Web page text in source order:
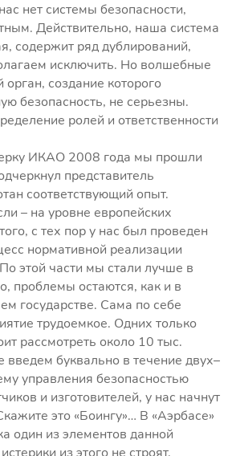
нет системы безопасности,
Действительно, наша система
содержит ряд дублирований,
исключить. Но волшебные
создание которого
безопасность, не серьезны.
ролей и ответственности
ИКАО 2008 года мы прошли
представитель
соответствующий опыт.
– на уровне европейских
с тех пор у нас был проведен
нормативной реализации
этой части мы стали лучше в
проблемы остаются, как и в
государстве. Сама по себе
трудоемкое. Одних только
рассмотреть около 10 тыс.
введем буквально в течение двух–
управления безопасностью
и изготовителей, у нас начнут
это «Боингу»… В «Аэрбасе»
один из элементов данной